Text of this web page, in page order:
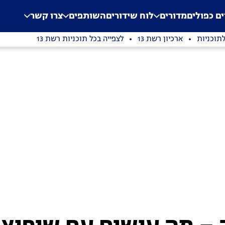
Application error: a
. כפוליםמדורים לוח שידוריםהשותפים צרו קשר
ארכיון רשת 13 לצפייה בכל תוכניות רשת 13